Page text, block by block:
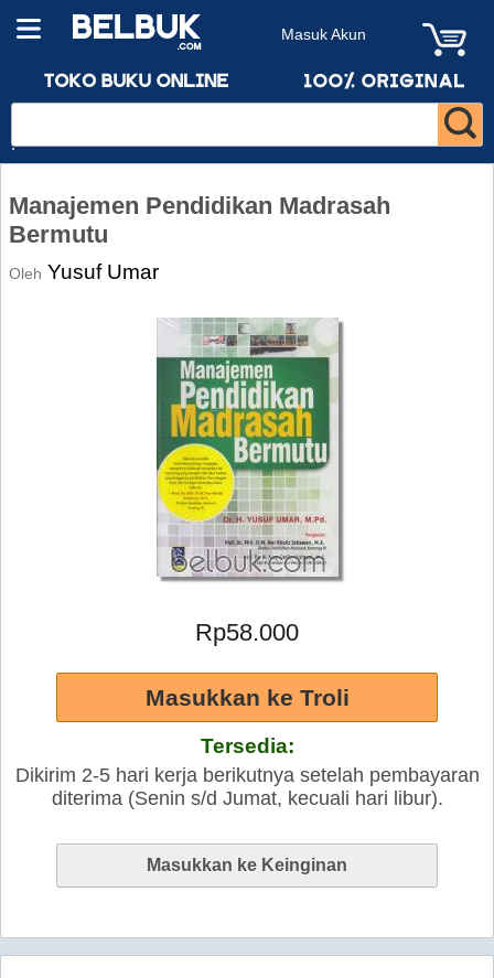
Masuk Akun
Manajemen Pendidikan Madrasah
Bermutu
Oleh Yusuf Umar
Rp58.000
Tersedia:
Dikirim 2-5 hari kerja berikutnya setelah pembayaran
diterima (Senin s/d Jumat, kecuali hari libur).